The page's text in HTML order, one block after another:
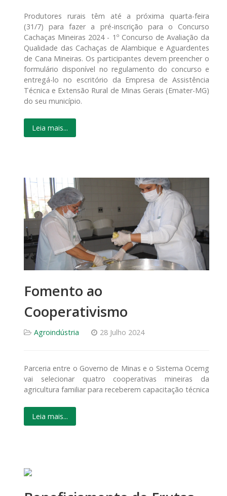
Produtores rurais têm até a próxima quarta-feira
(31/7) para fazer a pré-inscrição para o Concurso
Cachaças Mineiras 2024 - 1º Concurso de Avaliação da
Qualidade das Cachaças de Alambique e Aguardentes
de Cana Mineiras. Os participantes devem preencher o
formulário disponível no regulamento do concurso e
entregá-lo no escritório da Empresa de Assistência
Técnica e Extensão Rural de Minas Gerais (Emater-MG)
do seu município.
Leia mais...
Fomento ao
Cooperativismo
Agroindústria 28 Julho 2024
Parceria entre o Governo de Minas e o Sistema Ocemg
vai selecionar quatro cooperativas mineiras da
agricultura familiar para receberem capacitação técnica
Leia mais...